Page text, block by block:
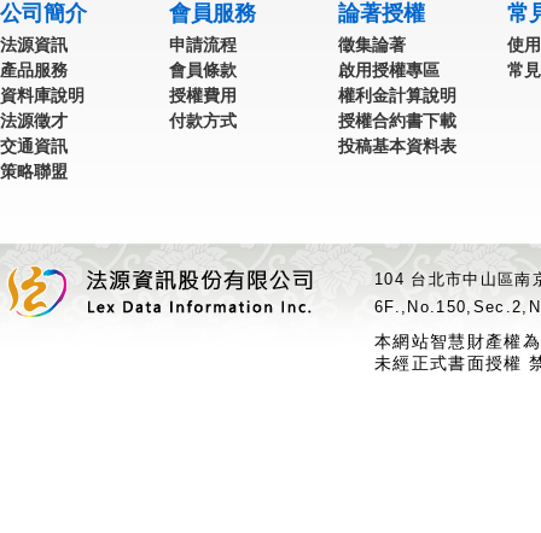
公司簡介
法源資訊
產品服務
資料庫說明
法源徵才
交通資訊
策略聯盟
會員服務
申請流程
會員條款
授權費用
付款方式
論著授權
徵集論著
啟用授權專區
權利金計算說明
授權合約書下載
投稿基本資料表
常
使
常
104 台北市中山區
本網站智慧財產權
未經正式書面授權